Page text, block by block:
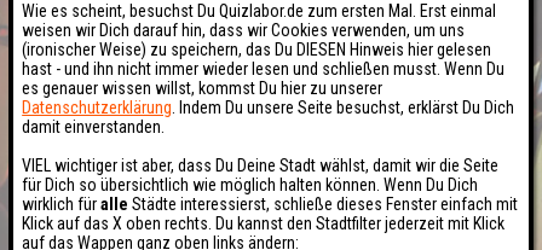
Wie es scheint, besuchst Du Quizlabor.de zum ersten Mal. Erst einmal
weisen wir Dich darauf hin, dass wir Cookies verwenden, um uns
(ironischer Weise) zu speichern, das Du DIESEN Hinweis hier gelesen
hast - und ihn nicht immer wieder lesen und schließen musst. Wenn Du
es genauer wissen willst, kommst Du hier zu unserer
Datenschutzerklärung . Indem Du unsere Seite besuchst, erklärst Du Dich
damit einverstanden.
VIEL wichtiger ist aber, dass Du Deine Stadt wählst, damit wir die Seite
für Dich so übersichtlich wie möglich halten können. Wenn Du Dich
wirklich füralle Städte interessierst, schließe dieses Fenster einfach mit
Klick auf das X oben rechts. Du kannst den Stadtfilter jederzeit mit Klick
auf das Wappen ganz oben links ändern: